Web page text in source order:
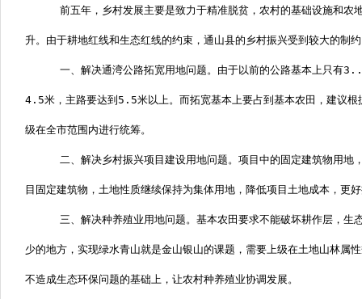
前五年，乡村发展主要是致力于精准脱贫，农村的基础设施和
升。由于耕地红线和生态红线的约束，通山县的乡村振兴受到较大的制
一、解决通湾公路拓宽用地问题。 由于以前的公路基本上只有
4.5米，主路要达到 5.5米以上。而拓宽基本上要占到基本农田，建议
级在全市范围内进行统筹。
二、解决乡村振兴项目建设用地问题。 项目中的固定建筑物用地
目固定建筑物，土地性质继续保持为集体用地，降低项目土地成本，更
三、解决种养殖业用地问题。 基本农田要求不能破坏耕作层，生
少的地方，实现绿水青山就是金山银山的课题，需要上级在土地山林属
不造成生态环保问题的基础上，让农村种养殖业协调发展。